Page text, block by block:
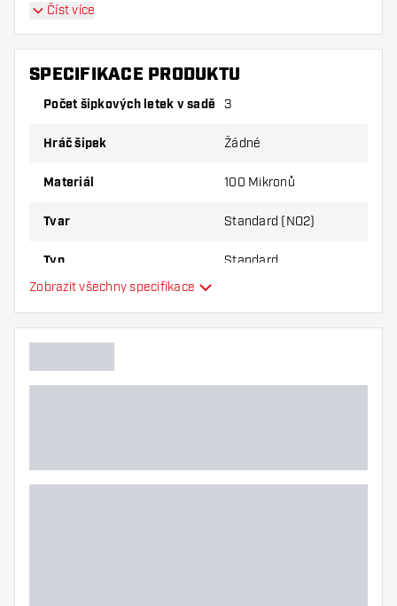
Dartshopper tip!
Ujistěte se, že máte po ruce dostatek letky a
násadky. Ty se mohou používáním poškodit
Vyzkoušejte jiný tvar, materiál nebo tloušťku
vyhovuje nejlépe!
Číst více
SPECIFIKACE PRODUKTU
Počet šipkových letek v sadě 3
Hráč šipek Žádné
Materiál 100 Mikronů
Tvar Standard (NO2)
Typ Standard
Další barvy
Zobrazit všechny specifikace